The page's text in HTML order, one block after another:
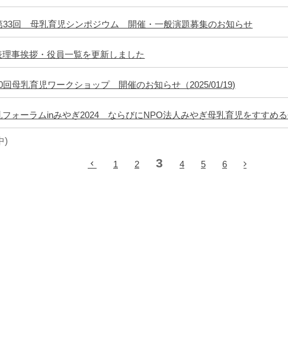
33回 母乳育児シンポジウム 開催・一般演題募集のお知らせ
理事挨拶・役員一覧を更新しました
回母乳育児ワークショップ 開催のお知らせ（2025/01/19)
フォーラムinみやぎ2024 ならびにNPO法人みやぎ母乳育児をすすめ
)
1 2 3 4 5 6